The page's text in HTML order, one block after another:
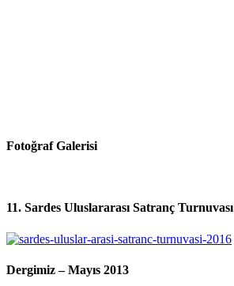
Fotoğraf Galerisi
11. Sardes Uluslararası Satranç Turnuvası
Dergimiz – Mayıs 2013